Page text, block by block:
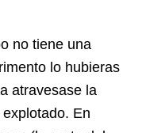
no tiene una
lo hubieras
atravesase la
En